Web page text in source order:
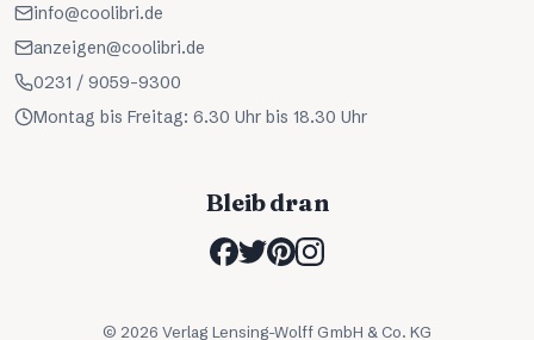
info@coolibri.de
anzeigen@coolibri.de
0231 / 9059-9300
Montag bis Freitag: 6.30 Uhr bis 18.30 Uhr
Bleib dran
© 2026 Verlag Lensing-Wolff GmbH & Co. KG